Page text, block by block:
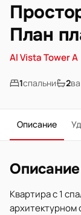
План
Al Vista Tower A
1спальни 2
Описание
Описание
Квартира с 1